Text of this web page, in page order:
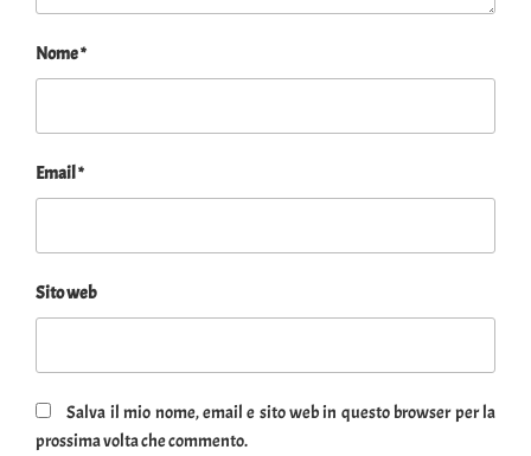
Nome*
Email*
Sito web
Salva il mio nome, email e sito web in questo browser per la
prossima volta che commento.